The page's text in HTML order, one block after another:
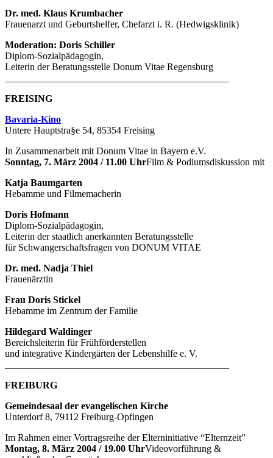
Dr. med. Klaus Krumbacher
Frauenarzt und Geburtshelfer, Chefarzt i. R. (Hedwigsklinik)
Moderation: Doris Schiller
Diplom-Sozialpädagogin,
Leiterin der Beratungsstelle Donum Vitae Regensburg
FREISING
Bavaria-Kino
Untere Hauptstra§e 54, 85354 Freising
In Zusammenarbeit mit Donum Vitae in Bayern e.V.
Sonntag, 7. März 2004 / 11.00 UhrFilm & Podiumsdiskussion mit
Katja Baumgarten
Hebamme und Filmemacherin
Doris Hofmann
Diplom-Sozialpädagogin,
Leiterin der staatlich anerkannten Beratungsstelle
für Schwangerschaftsfragen von DONUM VITAE
Dr. med. Nadja Thiel
Frauenärztin
Frau Doris Stickel
Hebamme im Zentrum der Familie
Hildegard Waldinger
Bereichsleiterin für Frühförderstellen
und integrative Kindergärten der Lebenshilfe e. V.
FREIBURG
Gemeindesaal der evangelischen Kirche
Unterdorf 8, 79112 Freiburg-Opfingen
Im Rahmen einer Vortragsreihe der Elterninitiative “Elternzeit”
Montag, 8. März 2004 / 19.00 UhrVideovorführung &